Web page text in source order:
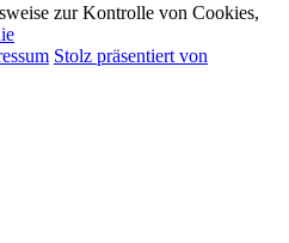
zur Kontrolle von Cookies,
Stolz präsentiert von